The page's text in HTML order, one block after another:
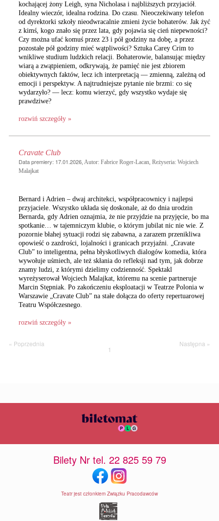
kochającej żony Leigh, syna Nicholasa i najbliższych przyjaciół.
Idealny wieczór, idealna rodzina. Do czasu. Nieoczekiwany telefon
od dyrektorki szkoły nieodwracalnie zmieni życie bohaterów. Jak żyć
z kimś, kogo znało się przez lata, gdy pojawia się cień niepewności?
Czy można ufać komuś przez 23 i pół godziny na dobę, a przez
pozostałe pół godziny mieć wątpliwości? Sztuka Carey Crim to
wnikliwe studium ludzkich relacji. Bohaterowie, balansując między
wiarą a zwątpieniem, odkrywają, że pamięć nie jest zbiorem
obiektywnych faktów, lecz ich interpretacją — zmienną, zależną od
emocji i perspektyw. A najtrudniejsze pytanie nie brzmi: co się
wydarzyło? — lecz: komu wierzyć, gdy wszystko wydaje się
prawdziwe?
rozwiń szczegóły »
Cravate Club
Data premiery: 17.01.2026, Autor: Fabrice Roger-Lacan, Reżyseria: Wojciech
Malajkat
Bernard i Adrien – dwaj architekci, współpracownicy i najlepsi
przyjaciele. Wszystko układa się doskonale, aż do dnia urodzin
Bernarda, gdy Adrien oznajmia, że nie przyjdzie na przyjęcie, bo ma
spotkanie… w tajemniczym klubie, o którym jubilat nic nie wie. Z
pozornie błahej sytuacji rodzi się zabawna, a zarazem przenikliwa
opowieść o zazdrości, lojalności i granicach przyjaźni. „Cravate
Club” to inteligentna, pełna błyskotliwych dialogów komedia, która
wywołuje uśmiech, ale też skłania do refleksji nad tym, jak dobrze
znamy ludzi, z którymi dzielimy codzienność. Spektakl
wyreżyserował Wojciech Malajkat, któremu na scenie partneruje
Marcin Stępniak. Po zakończeniu eksploatacji w Teatrze Polonia w
Warszawie „Cravate Club” na stałe dołącza do oferty repertuarowej
Teatru Współczesnego.
rozwiń szczegóły »
« Poprzednia
1
Następna »
Bilety Nr tel. 22 825 59 79
Teatr jest członkiem Związku Pracodawców